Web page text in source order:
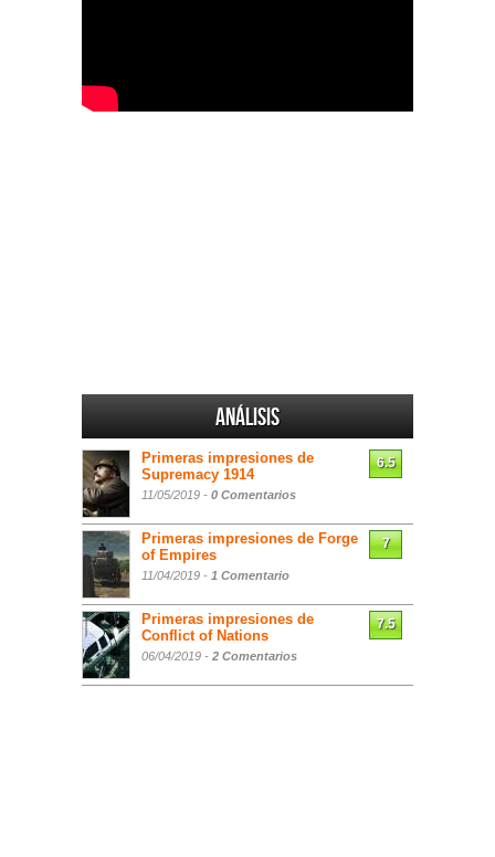
Análisis
Primeras impresiones de
Supremacy 1914
11/05/2019 - 0 Comentarios
6.5
Primeras impresiones de Forge
of Empires
11/04/2019 - 1 Comentario
7
Primeras impresiones de
Conflict of Nations
06/04/2019 - 2 Comentarios
7.5